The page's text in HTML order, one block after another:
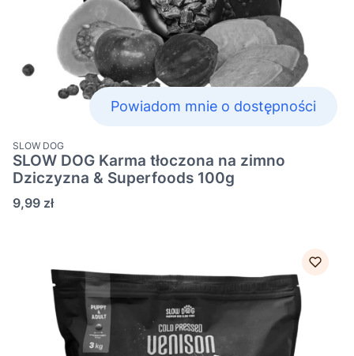
Powiadom mnie o dostępności
PRODUCENT
SLOW DOG
SLOW DOG Karma tłoczona na zimno
Dziczyzna & Superfoods 100g
Cena
9,99 zł